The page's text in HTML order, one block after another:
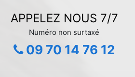
APPELEZ NOUS 7/7
Numéro non surtaxé
09 70 14 76 12